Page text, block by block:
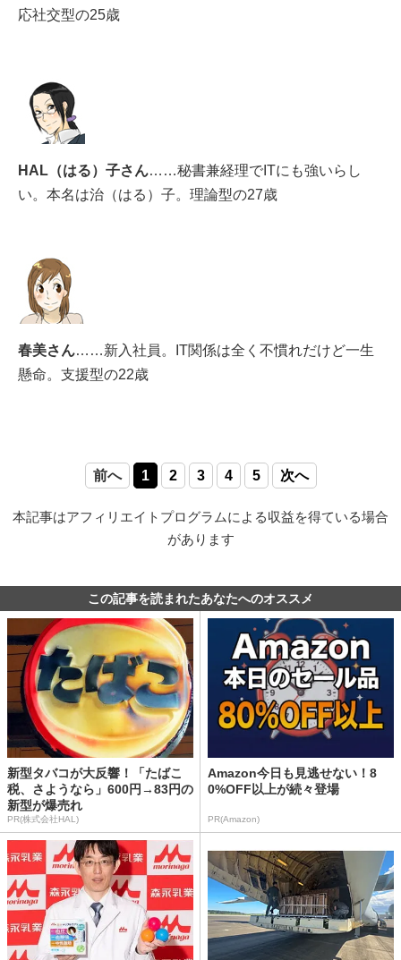
応社交型の25歳
HAL（はる）子さん……秘書兼経理でITにも強いらし
い。本名は治（はる）子。理論型の27歳
春美さん……新入社員。IT関係は全く不慣れだけど一生
懸命。支援型の22歳
前へ 1 2 3 4 5 次へ
本記事はアフィリエイトプログラムによる収益を得ている場合
があります
この記事を読まれたあなたへのオススメ
新型タバコが大反響！「たばこ
税、さようなら」600円→83円の
新型が爆売れ
PR(株式会社HAL)
Amazon今日も見逃せない！8
0%OFF以上が続々登場
PR(Amazon)